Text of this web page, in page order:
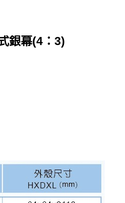
銀幕(4：3)